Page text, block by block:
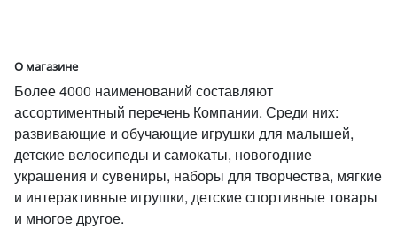
О магазине
Более 4000 наименований составляют
ассортиментный перечень Компании. Среди них:
развивающие и обучающие игрушки для малышей,
детские велосипеды и самокаты, новогодние
украшения и сувениры, наборы для творчества, мягкие
и интерактивные игрушки, детские спортивные товары
и многое другое.